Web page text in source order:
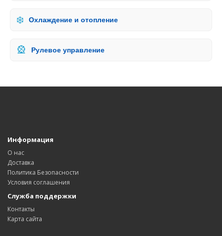
❄️ Охлаждение и отопление
🎡 Рулевое управление
Информация
О нас
Доставка
Политика Безопасности
Условия соглашения
Служба поддержки
Контакты
Карта сайта